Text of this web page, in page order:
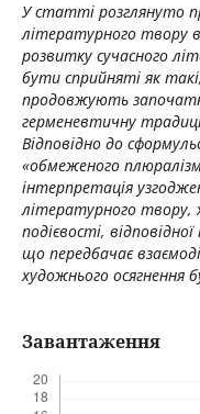
У статті розглянуто
літературного твору
розвитку сучасного
бути сприйняті як
продовжують
герменевтичну
Відповідно до
«обмеженого
інтерпретація
літературного твору,
подієвості,
що передбачає
художнього осягнення
Завантаження